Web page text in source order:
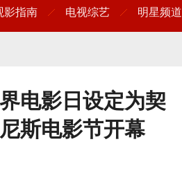
影指南 电视综艺 明星频道
电影日设定为契
斯电影节开幕